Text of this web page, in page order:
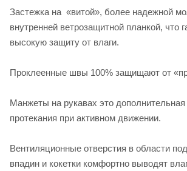
Застежка на «витой», более надежной
внутренней ветрозащитной планкой, что
высокую защиту от влаги.
Проклеенные швы 100% защищают от
Манжеты на рукавах это
протекания при активном движении.
Вентиляционные отверстия в области
впадин и кокетки комфортно выводят